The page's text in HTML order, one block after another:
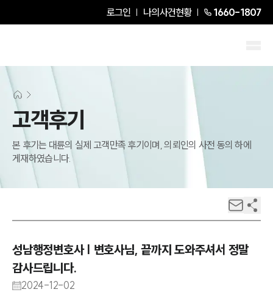
로그인 나의사건현황 1660-1807
고객후기
본 후기는 대륜의 실제 고객만족 후기이며, 의뢰인의 사전 동의 하에
게재하였습니다.
성남행정변호사 | 변호사님, 끝까지 도와주셔서 정말
감사드립니다.
2024-12-02